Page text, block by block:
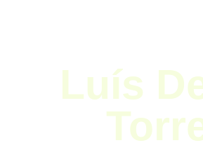
Luís